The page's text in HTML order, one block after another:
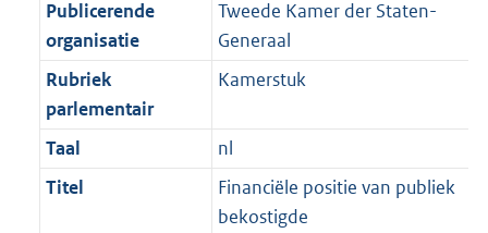
Publicerende
organisatie
Tweede Kamer der Staten-
Generaal
Rubriek
parlementair
Kamerstuk
Taal
nl
Titel
Financiële positie van publiek
bekostigde